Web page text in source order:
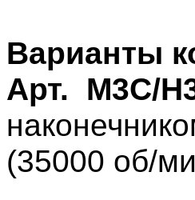
Варианты
Арт. M3C/
(35000 об/